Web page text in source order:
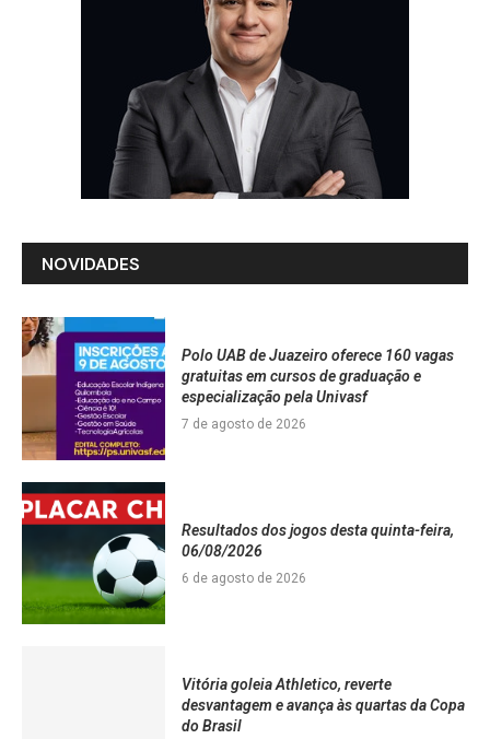
NOVIDADES
Polo UAB de Juazeiro oferece 160 vagas
gratuitas em cursos de graduação e
especialização pela Univasf
7 de agosto de 2026
Resultados dos jogos desta quinta-feira,
06/08/2026
6 de agosto de 2026
Vitória goleia Athletico, reverte
desvantagem e avança às quartas da Copa
do Brasil